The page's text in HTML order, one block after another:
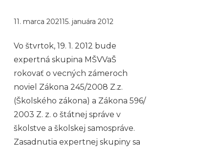
11. marca 202115. januára 2012
Vo štvrtok, 19. 1. 2012 bude
expertná skupina MŠVVaŠ
rokovať o vecných zámeroch
noviel Zákona 245/2008 Z.z.
(Školského zákona) a Zákona 596/
2003 Z. z. o štátnej správe v
školstve a školskej samospráve.
Zasadnutia expertnej skupiny sa